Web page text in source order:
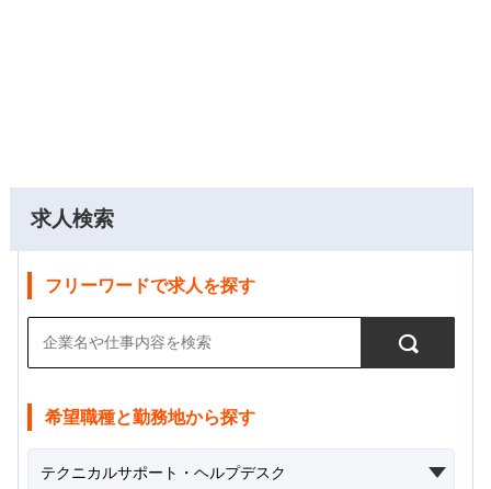
求人検索
フリーワードで求人を探す
希望職種と勤務地から探す